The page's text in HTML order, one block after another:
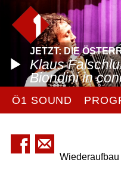
JETZT: DIE
Klaus
Biondini in
Ö1 SOUND